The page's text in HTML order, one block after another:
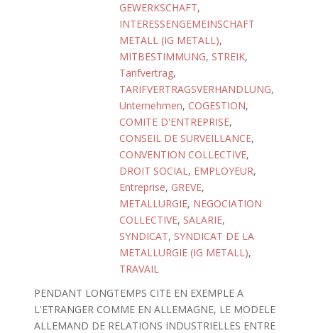
GEWERKSCHAFT,
INTERESSENGEMEINSCHAFT
METALL (IG METALL),
MITBESTIMMUNG, STREIK,
Tarifvertrag,
TARIFVERTRAGSVERHANDLUNG,
Unternehmen, COGESTION,
COMITE D'ENTREPRISE,
CONSEIL DE SURVEILLANCE,
CONVENTION COLLECTIVE,
DROIT SOCIAL, EMPLOYEUR,
Entreprise, GREVE,
METALLURGIE, NEGOCIATION
COLLECTIVE, SALARIE,
SYNDICAT, SYNDICAT DE LA
METALLURGIE (IG METALL),
TRAVAIL
PENDANT LONGTEMPS CITE EN EXEMPLE A
L'ETRANGER COMME EN ALLEMAGNE, LE MODELE
ALLEMAND DE RELATIONS INDUSTRIELLES ENTRE